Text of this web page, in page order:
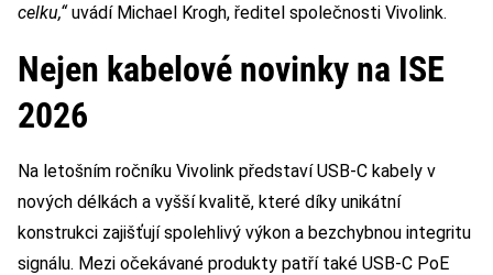
celku,“uvádí Michael Krogh, ředitel společnosti Vivolink.
Nejen kabelové novinky na ISE
2026
Na letošním ročníku Vivolink představí USB-C kabely v
nových délkách a vyšší kvalitě, které díky unikátní
konstrukci zajišťují spolehlivý výkon a bezchybnou integritu
signálu. Mezi očekávané produkty patří také USB-C PoE